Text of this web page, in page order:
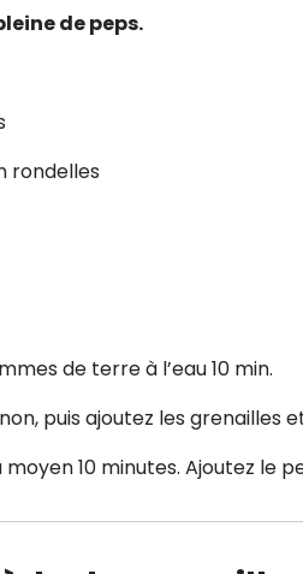
de peps.
rondelles
de terre à l’eau 10 min.
puis ajoutez les grenailles
10 minutes. Ajoutez le